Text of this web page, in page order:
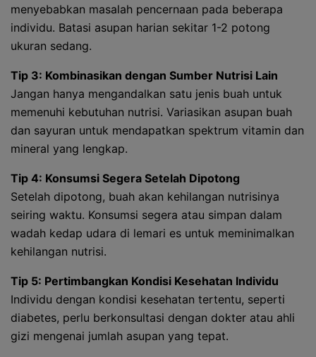
menyebabkan masalah pencernaan pada beberapa
individu. Batasi asupan harian sekitar 1-2 potong
ukuran sedang.
Tip 3: Kombinasikan dengan Sumber Nutrisi Lain
Jangan hanya mengandalkan satu jenis buah untuk
memenuhi kebutuhan nutrisi. Variasikan asupan buah
dan sayuran untuk mendapatkan spektrum vitamin dan
mineral yang lengkap.
Tip 4: Konsumsi Segera Setelah Dipotong
Setelah dipotong, buah akan kehilangan nutrisinya
seiring waktu. Konsumsi segera atau simpan dalam
wadah kedap udara di lemari es untuk meminimalkan
kehilangan nutrisi.
Tip 5: Pertimbangkan Kondisi Kesehatan Individu
Individu dengan kondisi kesehatan tertentu, seperti
diabetes, perlu berkonsultasi dengan dokter atau ahli
gizi mengenai jumlah asupan yang tepat.